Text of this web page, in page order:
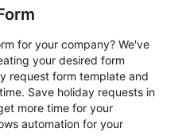
for your company? We've
your desired form
request form template and
Save holiday requests in
more time for your
automation for your